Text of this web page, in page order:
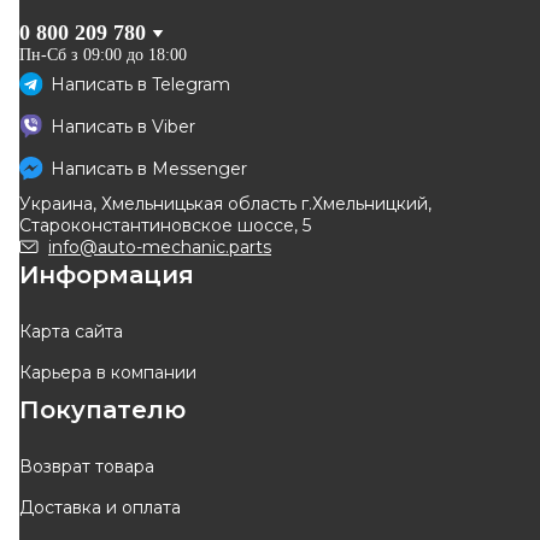
DELPHI
Втулка стабилизатора 2шт.
Код: TD588W
304 грн
274 грн
КУПИТЬ
Отправка
Movano A 98->10
195 грн
176
- 10 %
0 800 209 780
Пн-Сб з 09:00 до 18:00
Написать в Telegram
Написать в Viber
Написать в Messenger
Украина, Хмельницькая область г.Хмельницкий,
Староконстантиновское шоссе, 5
info@auto-mechanic.parts
Информация
Карта сайта
Карьера в компании
Покупателю
Возврат товара
Доставка и оплата